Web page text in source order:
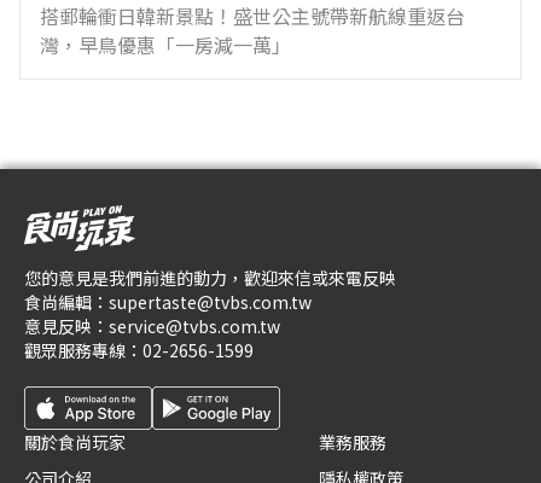
搭郵輪衝日韓新景點！盛世公主號帶新航線重返台
灣，早鳥優惠「一房減一萬」
您的意見是我們前進的動力，歡迎來信或來電反映
食尚編輯： supertaste@tvbs.com.tw
意見反映： service@tvbs.com.tw
觀眾服務專線： 02-2656-1599
關於食尚玩家
業務服務